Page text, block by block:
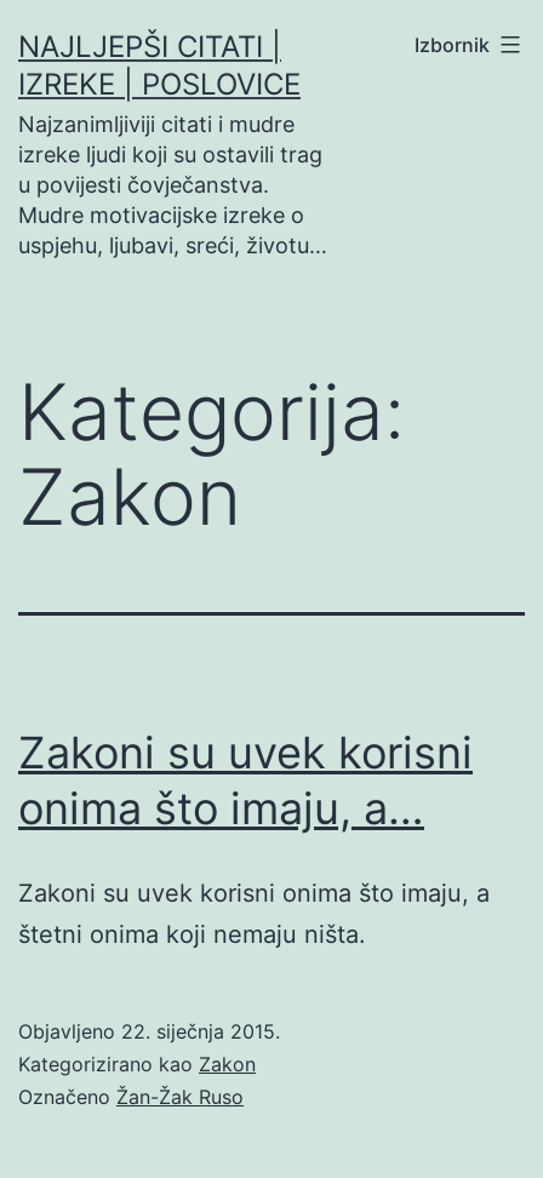
na
sadržaj
NAJLJEPŠI CITATI |
IZREKE | POSLOVICE
Najzanimljiviji citati i mudre
izreke ljudi koji su ostavili trag
u povijesti čovječanstva.
Mudre motivacijske izreke o
uspjehu, ljubavi, sreći, životu…
Izbornik
Kategorija:
Zakon
Zakoni su uvek korisni
onima što imaju, a…
Zakoni su uvek korisni onima što imaju, a
štetni onima koji nemaju ništa.
Objavljeno 22. siječnja 2015.
Kategorizirano kao Zakon
Označeno Žan-Žak Ruso